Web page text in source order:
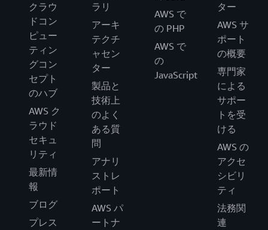
クラウ
ドコン
ピュー
ティン
グコン
セプト
のハブ
AWS ク
ラウド
セキュ
リティ
最新情
報
ブログ
プレス
ラリ
アーキ
テクチ
ャセン
ター
製品と
技術上
のよく
ある質
問
アナリ
ストレ
ポート
AWS パ
ートナ
AWS で
の PHP
AWS で
の
JavaScript
ター
AWS サ
ポート
の概要
専門家
による
サポー
トを受
ける
AWS の
アクセ
シビリ
ティ
法務関
連